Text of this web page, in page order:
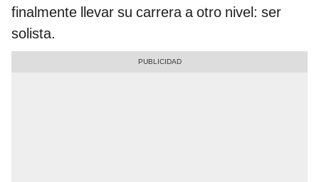
finalmente llevar su carrera a otro nivel: ser
solista.